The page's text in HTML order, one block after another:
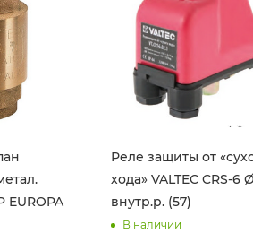
EUROPA
Реле защиты от
хода» VALTEC CRS-6
внутр.р. (57)
В наличии